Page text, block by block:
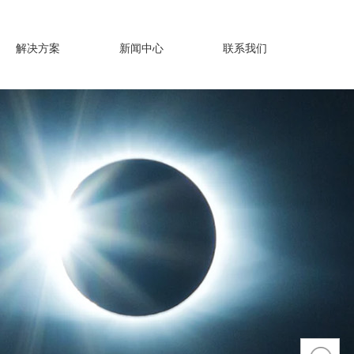
解决方案 新闻中心 联系我们